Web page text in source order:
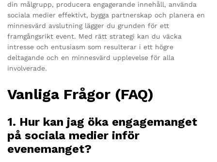
din målgrupp, producera engagerande innehåll, använda
sociala medier effektivt, bygga partnerskap och planera en
minnesvärd avslutning lägger du grunden för ett
framgångsrikt event. Med rätt strategi kan du väcka
intresse och entusiasm som resulterar i ett högre
deltagande och en minnesvärd upplevelse för alla
involverade.
Vanliga Frågor (FAQ)
1. Hur kan jag öka engagemanget
på sociala medier inför
evenemanget?